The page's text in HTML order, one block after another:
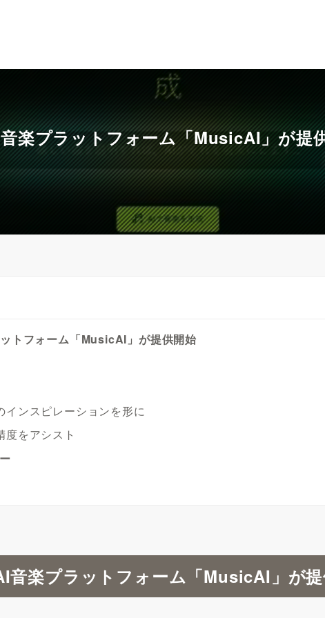
楽プラットフォーム「MusicAI」が提
トフォーム「MusicAI」が提供開始
ンスピレーションを形に
をアシスト
音楽プラットフォーム「MusicAI」が